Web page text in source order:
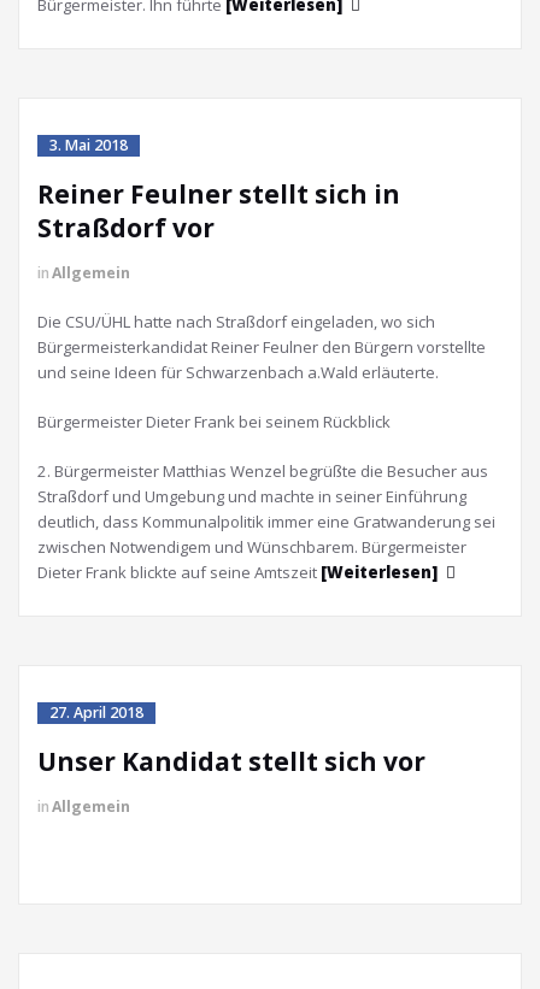
Bürgermeister. Ihn führte [Weiterlesen]
3. Mai 2018
Reiner Feulner stellt sich in
Straßdorf vor
inAllgemein
Die CSU/ÜHL hatte nach Straßdorf eingeladen, wo sich
Bürgermeisterkandidat Reiner Feulner den Bürgern vorstellte
und seine Ideen für Schwarzenbach a.Wald erläuterte.
Bürgermeister Dieter Frank bei seinem Rückblick
2. Bürgermeister Matthias Wenzel begrüßte die Besucher aus
Straßdorf und Umgebung und machte in seiner Einführung
deutlich, dass Kommunalpolitik immer eine Gratwanderung sei
zwischen Notwendigem und Wünschbarem. Bürgermeister
Dieter Frank blickte auf seine Amtszeit [Weiterlesen]
27. April 2018
Unser Kandidat stellt sich vor
inAllgemein